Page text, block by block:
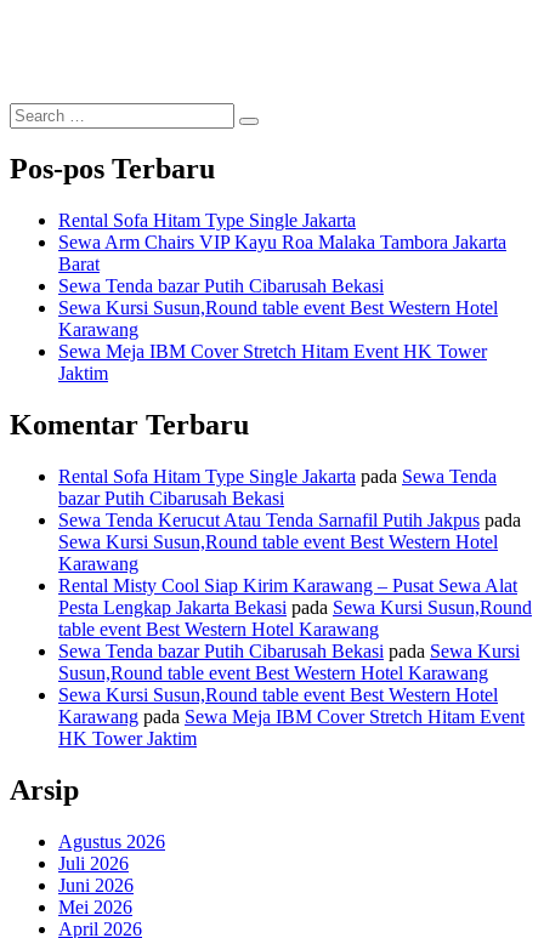
Search
for:
Search
Pos-pos Terbaru
Rental Sofa Hitam Type Single Jakarta
Sewa Arm Chairs VIP Kayu Roa Malaka Tambora Jakarta
Barat
Sewa Tenda bazar Putih Cibarusah Bekasi
Sewa Kursi Susun,Round table event Best Western Hotel
Karawang
Sewa Meja IBM Cover Stretch Hitam Event HK Tower
Jaktim
Komentar Terbaru
Rental Sofa Hitam Type Single Jakarta pada Sewa Tenda
bazar Putih Cibarusah Bekasi
Sewa Tenda Kerucut Atau Tenda Sarnafil Putih Jakpus pada
Sewa Kursi Susun,Round table event Best Western Hotel
Karawang
Rental Misty Cool Siap Kirim Karawang – Pusat Sewa Alat
Pesta Lengkap Jakarta Bekasi pada Sewa Kursi Susun,Round
table event Best Western Hotel Karawang
Sewa Tenda bazar Putih Cibarusah Bekasi pada Sewa Kursi
Susun,Round table event Best Western Hotel Karawang
Sewa Kursi Susun,Round table event Best Western Hotel
Karawang pada Sewa Meja IBM Cover Stretch Hitam Event
HK Tower Jaktim
Arsip
Agustus 2026
Juli 2026
Juni 2026
Mei 2026
April 2026